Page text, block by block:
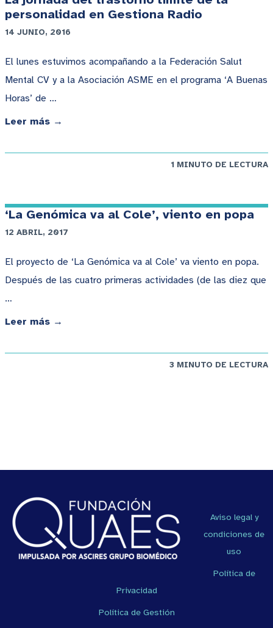
personalidad en Gestiona Radio
14 JUNIO, 2016
El lunes estuvimos acompañando a la Federación Salut
Mental CV y a la Asociación ASME en el programa ‘A Buenas
Horas’ de …
Leer más →
1 MINUTO DE LECTURA
‘La Genómica va al Cole’, viento en popa
12 ABRIL, 2017
El proyecto de ‘La Genómica va al Cole’ va viento en popa.
Después de las cuatro primeras actividades (de las diez que
…
Leer más →
3 MINUTO DE LECTURA
Aviso legal y
condiciones de
uso
Política de
Privacidad
Política de Gestión